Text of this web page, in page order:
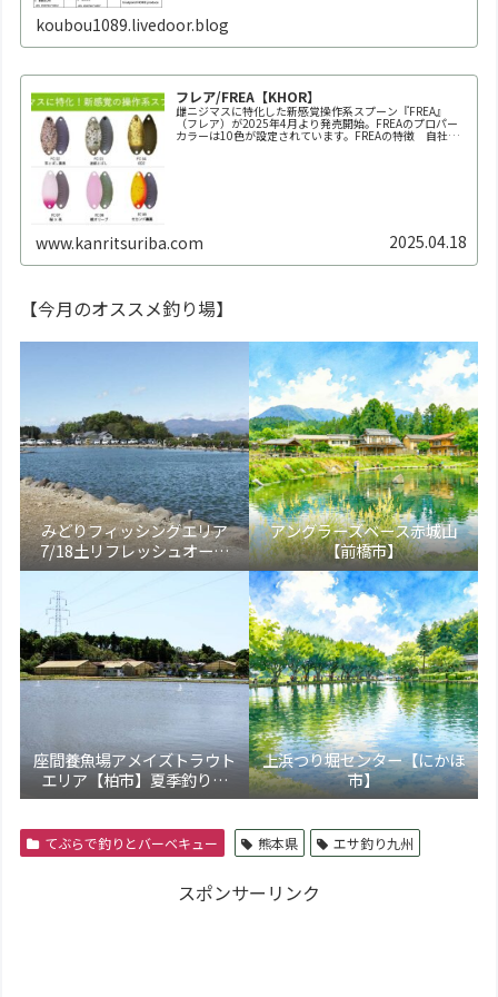
koubou1089.livedoor.blog
フレア/FREA【KHOR】
雌ニジマスに特化した新感覚操作系スプーン『FREA』
（フレア）が2025年4月より発売開始。FREAのプロパー
カラーは10色が設定されています。FREAの特徴 自社養
www.kanritsuriba.com 2025.04.18
【今月のオススメ釣り場】
みどりフィッシングエリア
7/18土リフレッシュオープ
ン！【大田原市】
アングラーズベース赤城山
【前橋市】
座間養魚場アメイズトラウト
エリア【柏市】夏季釣り場
5/17より新装オープン！トラ
上浜つり堀センター【にかほ
市】
てぶらで釣りとバーベキュー 熊本県 エサ釣り九州
スポンサーリンク